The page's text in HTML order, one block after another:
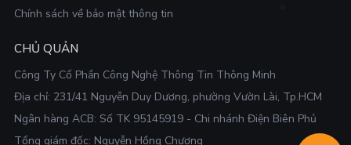
Chính sách về bảo mật thông tin
CHỦ QUẢN
Công Ty Cổ Phần Công Nghệ Thông Tin Thông Minh
Địa chỉ: 231/41 Nguyễn Duy Dương, phường Vườn Lài, Tp.HCM
Ngân hàng ACB: Số TK 95145919 - Chi nhánh Điện Biên Phủ
Tổng giám đốc: Nguyễn Hồng Chương